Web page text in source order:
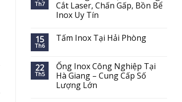
Th7
Cắt Laser, Chấn Gấp, Bồn Bể
Inox Uy Tín
15
Th6
Tấm Inox Tại Hải Phòng
22
Th5
Ống Inox Công Nghiệp Tại
Hà Giang – Cung Cấp Số
Lượng Lớn